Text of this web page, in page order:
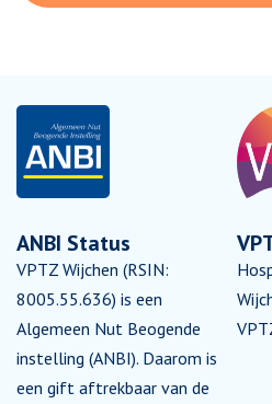
ANBI Status
VPTZ Wijchen (RSIN:
8005.55.636) is een
Algemeen Nut Beogende
instelling (ANBI). Daarom is
een gift aftrekbaar van de